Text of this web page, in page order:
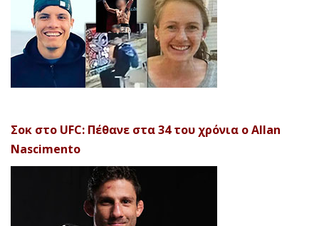
Σοκ στο UFC: Πέθανε στα 34 του χρόνια ο Allan
Nascimento